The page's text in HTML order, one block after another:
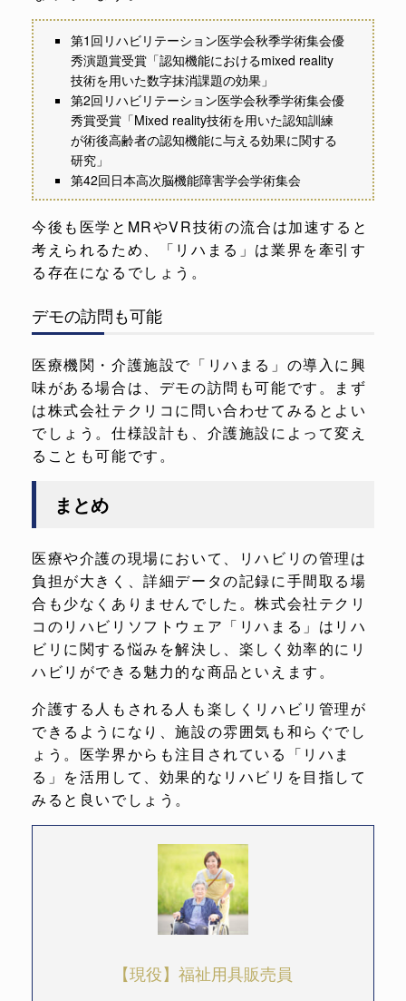
第1回リハビリテーション医学会秋季学術集会優
秀演題賞受賞「認知機能におけるmixed reality
技術を用いた数字抹消課題の効果」
第2回リハビリテーション医学会秋季学術集会優
秀賞受賞「Mixed reality技術を用いた認知訓練
が術後高齢者の認知機能に与える効果に関する
研究」
第42回日本高次脳機能障害学会学術集会
今後も医学とMRやVR技術の流合は加速すると
考えられるため、「リハまる」は業界を牽引す
る存在になるでしょう。
デモの訪問も可能
医療機関・介護施設で「リハまる」の導入に興
味がある場合は、デモの訪問も可能です。まず
は株式会社テクリコに問い合わせてみるとよい
でしょう。仕様設計も、介護施設によって変え
ることも可能です。
まとめ
医療や介護の現場において、リハビリの管理は
負担が大きく、詳細データの記録に手間取る場
合も少なくありませんでした。株式会社テクリ
コのリハビリソフトウェア「リハまる」はリハ
ビリに関する悩みを解決し、楽しく効率的にリ
ハビリができる魅力的な商品といえます。
介護する人もされる人も楽しくリハビリ管理が
できるようになり、施設の雰囲気も和らぐでし
ょう。医学界からも注目されている「リハま
る」を活用して、効果的なリハビリを目指して
みると良いでしょう。
【現役】福祉用具販売員